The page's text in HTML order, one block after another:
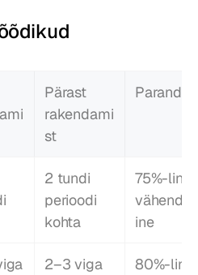
Pärast
rakendami
st
Parandus
2 tundi
perioodi
kohta
75%-line
ine
2–3 viga
80%-line